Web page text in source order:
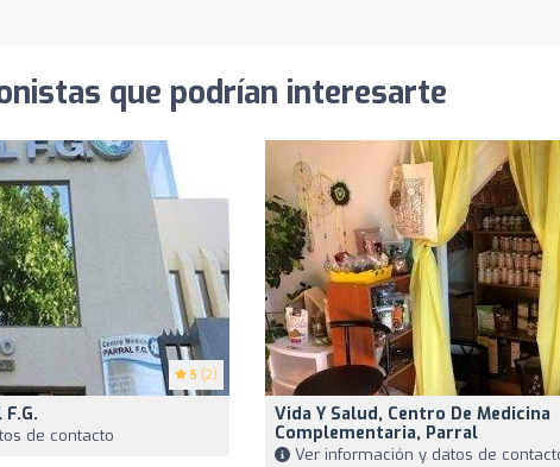
que podrían interesarte
5 (2)
de contacto
Vida Y Salud, Centro De Medicina
Complementaria, Parral
Ver información y datos de